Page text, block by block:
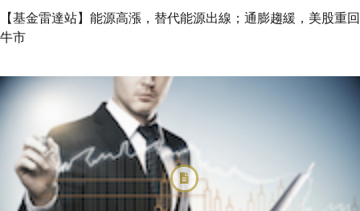
【基金雷達站】能源高漲，替代能源出線；通膨趨緩，美股重回
牛市